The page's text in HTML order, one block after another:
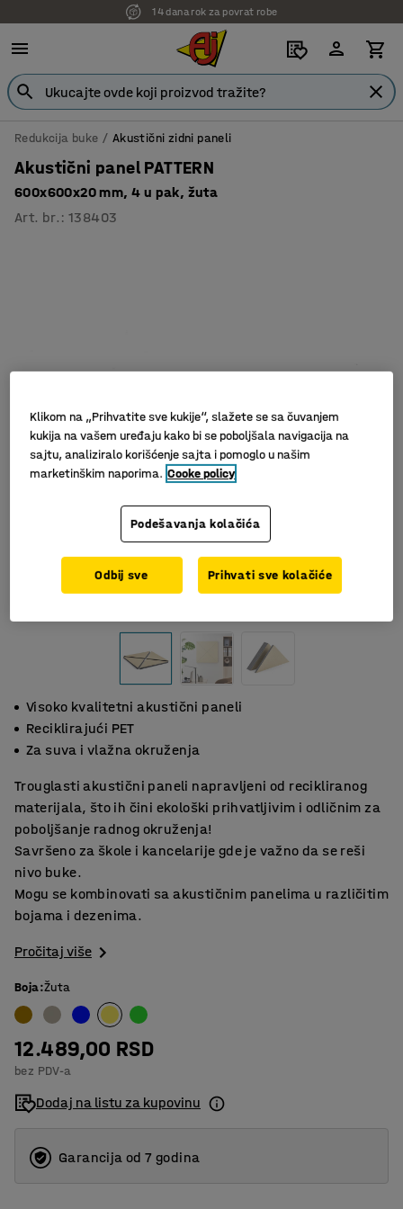
14 dana rok za povrat robe
Redukcija buke Akustični zidni paneli
Akustični panel PATTERN
600x600x20 mm, 4 u pak, žuta
Art. br. :138403
Visoko kvalitetni akustični paneli
Reciklirajući PET
Za suva i vlažna okruženja
Trouglasti akustični paneli napravljeni od recikliranog
materijala, što ih čini ekološki prihvatljivim i odličnim za
poboljšanje radnog okruženja!
Savršeno za škole i kancelarije gde je važno da se reši
nivo buke.
Mogu se kombinovati sa akustičnim panelima u različitim
bojama i dezenima.
Pročitaj više
Boja:Žuta
12.489,00 RSD
bez PDV-a
Dodaj na listu za kupovinu
Garancija od 7 godina
Klikom na „Prihvatite sve kukije“, slažete se sa čuvanjem
kukija na vašem uređaju kako bi se poboljšala navigacija na
sajtu, analiziralo korišćenje sajta i pomoglo u našim
marketinškim naporima. Cooke policy
Podešavanja kolačića
Odbij sve Prihvati sve kolačiće